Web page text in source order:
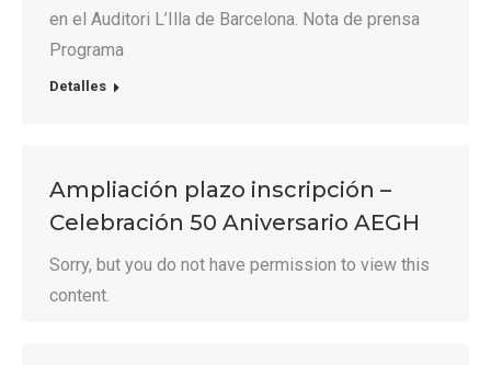
en el Auditori L’Illa de Barcelona. Nota de prensa
Programa
Detalles
Ampliación plazo inscripción –
Celebración 50 Aniversario AEGH
Sorry, but you do not have permission to view this
content.